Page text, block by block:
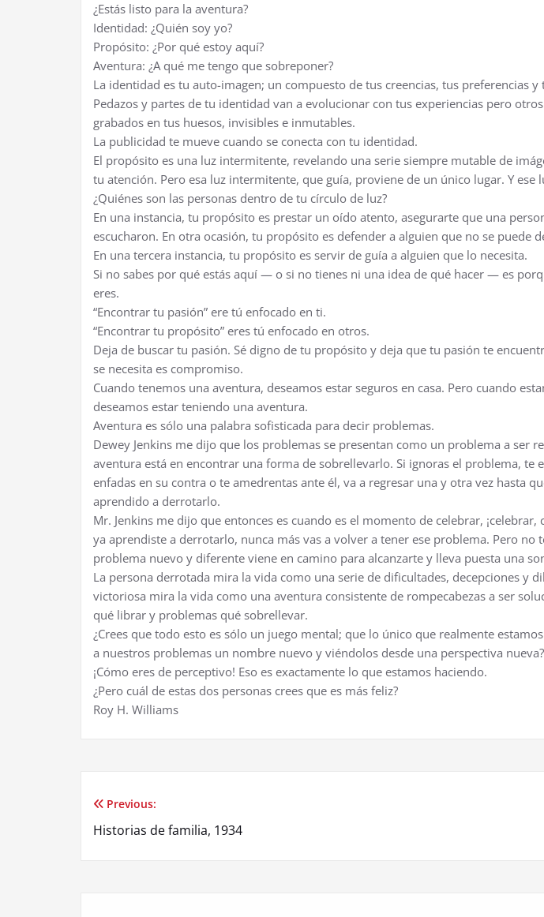
¿Estás listo para la aventura?
Identidad: ¿Quién soy yo?
Propósito: ¿Por qué estoy aquí?
Aventura: ¿A qué me tengo que sobreponer?
La identidad es tu auto-imagen; un compuesto de tus creencias, tus preferencias y
Pedazos y partes de tu identidad van a evolucionar con tus experiencias pero
grabados en tus huesos, invisibles e inmutables.
La publicidad te mueve cuando se conecta con tu identidad.
El propósito es una luz intermitente, revelando una serie siempre mutable de
tu atención. Pero esa luz intermitente, que guía, proviene de un único lugar. Y ese
¿Quiénes son las personas dentro de tu círculo de luz?
En una instancia, tu propósito es prestar un oído atento, asegurarte que una
escucharon. En otra ocasión, tu propósito es defender a alguien que no se puede
En una tercera instancia, tu propósito es servir de guía a alguien que lo necesita.
Si no sabes por qué estás aquí — o si no tienes ni una idea de qué hacer — es
eres.
“Encontrar tu pasión” ere tú enfocado en ti.
“Encontrar tu propósito” eres tú enfocado en otros.
Deja de buscar tu pasión. Sé digno de tu propósito y deja que tu pasión te
se necesita es compromiso.
Cuando tenemos una aventura, deseamos estar seguros en casa. Pero cuando
deseamos estar teniendo una aventura.
Aventura es sólo una palabra sofisticada para decir problemas.
Dewey Jenkins me dijo que los problemas se presentan como un problema a ser
aventura está en encontrar una forma de sobrellevarlo. Si ignoras el problema, te
enfadas en su contra o te amedrentas ante él, va a regresar una y otra vez hasta
aprendido a derrotarlo.
Mr. Jenkins me dijo que entonces es cuando es el momento de celebrar, ¡celebrar,
ya aprendiste a derrotarlo, nunca más vas a volver a tener ese problema. Pero no
problema nuevo y diferente viene en camino para alcanzarte y lleva puesta una
La persona derrotada mira la vida como una serie de dificultades, decepciones y
victoriosa mira la vida como una aventura consistente de rompecabezas a ser
qué librar y problemas qué sobrellevar.
¿Crees que todo esto es sólo un juego mental; que lo único que realmente
a nuestros problemas un nombre nuevo y viéndolos desde una perspectiva nueva?
¡Cómo eres de perceptivo! Eso es exactamente lo que estamos haciendo.
¿Pero cuál de estas dos personas crees que es más feliz?
Roy H. Williams
Post
Previous:
Historias de familia, 1934